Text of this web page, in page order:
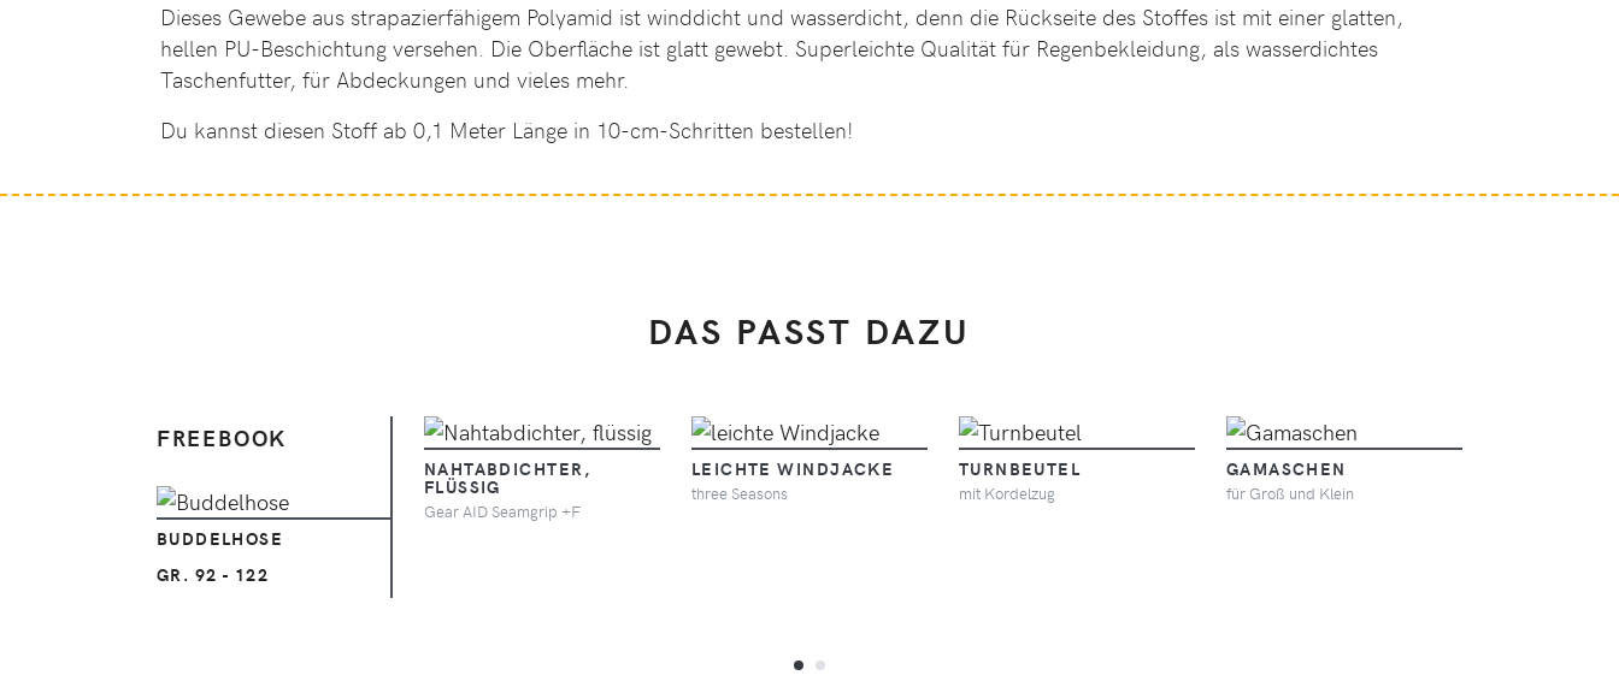
Dieses Gewebe aus strapazierfähigem Polyamid ist winddicht und wasserdicht, denn die Rückseite des Stoffes ist mit einer glatten,
hellen PU-Beschichtung versehen. Die Oberfläche ist glatt gewebt. Superleichte Qualität für Regenbekleidung, als wasserdichtes
Taschenfutter, für Abdeckungen und vieles mehr.
Du kannst diesen Stoff ab 0,1 Meter Länge in 10-cm-Schritten bestellen!
DAS PASST DAZU
FREEBOOK
Ansehen
BUDDELHOSE
GR. 92 - 122
NAHTABDICHTER,
FLÜSSIG
Gear AID Seamgrip +F
LEICHTE WINDJACKE
three Seasons
TURNBEUTEL
mit Kordelzug
GAMASCHEN
für Groß und Klein